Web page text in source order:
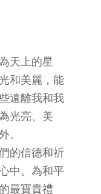
天上的星
和美麗，能
遠離我和我
光亮、美
。
的信德和祈
中。為和平
最寶貴禮